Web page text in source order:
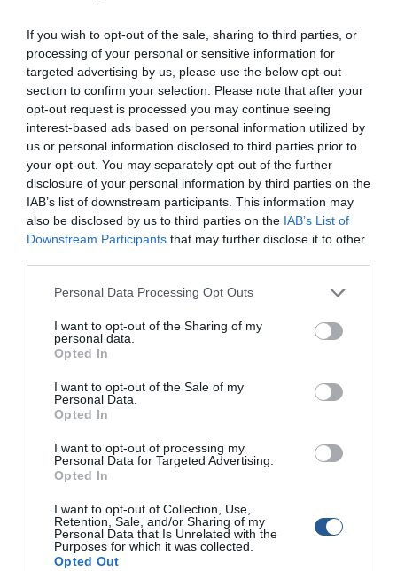
If you wish to opt-out of the sale, sharing to third parties, or
processing of your personal or sensitive information for
targeted advertising by us, please use the below opt-out
section to confirm your selection. Please note that after your
opt-out request is processed you may continue seeing
interest-based ads based on personal information utilized by
us or personal information disclosed to third parties prior to
your opt-out. You may separately opt-out of the further
disclosure of your personal information by third parties on the
IAB’s list of downstream participants. This information may
also be disclosed by us to third parties on the IAB’s List of
Downstream Participants that may further disclose it to other
Personal Data Processing Opt Outs
I want to opt-out of the Sharing of my
personal data.
Opted In
I want to opt-out of the Sale of my
Personal Data.
Opted In
I want to opt-out of processing my
Personal Data for Targeted Advertising.
Opted In
I want to opt-out of Collection, Use,
Retention, Sale, and/or Sharing of my
Personal Data that Is Unrelated with the
Purposes for which it was collected.
Opted Out
Η VICTRON ENERGY απολαμβάνει μια ισχυρή, απαράμιλλη
φήμη για τις τεχνικές της καινοτομίες, την αξιοπιστία και
την ποιότητα κατασκευής. Τα προϊόντα της θεωρούνται
ευρέως ως η επαγγελματική επιλογή για ανεξάρτητη
παροχή και διαχείριση ηλεκτρικής ενέργειας.
inverters καθαρού ημιτόνου, inverter/φορτιστές, αυτόματοι
φορτιστές μπαταριών πολλαπλών σταδίων,
μετασχηματιστές DC/DC, διακόπτες, συστήματα